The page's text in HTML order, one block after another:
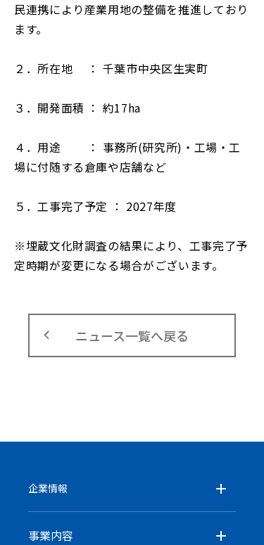
民連携により産業用地の整備を推進しており
ます。
２．所在地 ： 千葉市中央区生実町
３．開発面積 ： 約17ha
４．用途 ： 事務所(研究所)・工場・工
場に付随する倉庫や店舗など
５．工事完了予定 ： 2027年度
※埋蔵文化財調査の結果により、工事完了予
定時期が変更になる場合がございます。
ニュース一覧へ戻る
企業情報
事業内容